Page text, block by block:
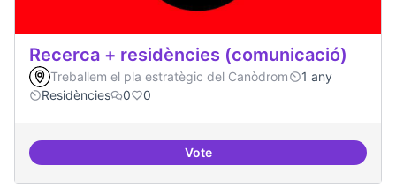
Recerca + residències (comunicació)
Treballem el pla estratègic del Canòdrom
1 any
Residències
0 0
VoteRecerca + residències